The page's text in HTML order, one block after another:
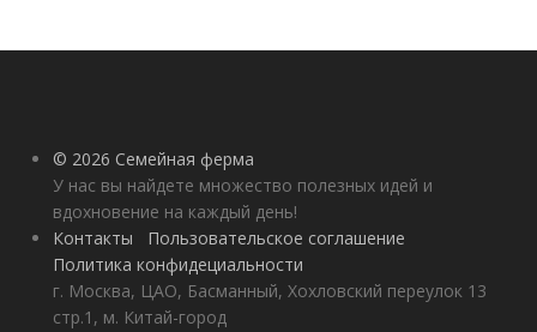
© 2026 Семейная ферма
У нас вы найдете множество полезных идей и
вдохновение на каждый день!
Контакты
Пользовательское соглашение
Политика конфидециальности
г. Москва, ЦАО, Басманный, Хохловский переулок 13
стр.1, м. Китай-город